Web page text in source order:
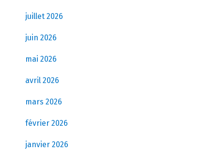
juillet 2026
juin 2026
mai 2026
avril 2026
mars 2026
février 2026
janvier 2026